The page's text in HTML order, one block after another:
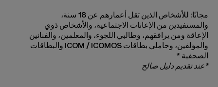
مجانًا: للأشخاص الذين تقل أعمارهم عن 18 سنة،
والمستفيدين من الإعانات الاجتماعية، والأشخاص ذوي
الإعاقة ومن يرافقهم، وطالبي اللجوء، والمعلمين، والفنانين
والمؤلفين، وحاملي بطاقات ICOM / ICOMOS والبطاقات
الصحفية *
*عند تقديم دليل صالح